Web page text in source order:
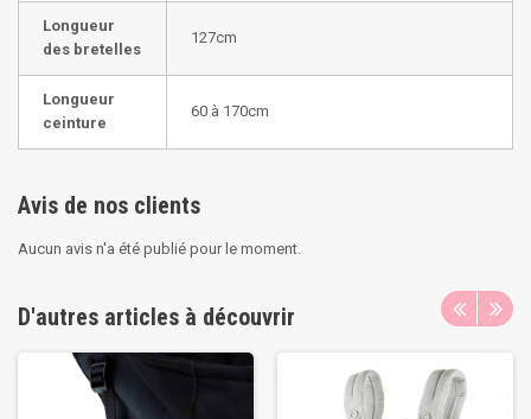
Longueur
des bretelles
127cm
Longueur
ceinture
60 à 170cm
Avis de nos clients
Aucun avis n'a été publié pour le moment.
D'autres articles à découvrir